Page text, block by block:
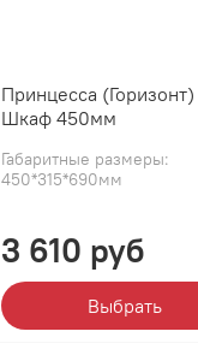
Принцесса (Горизонт)
Шкаф 450мм
Габаритные размеры:
450*315*690мм
3 610 руб
Выбрать